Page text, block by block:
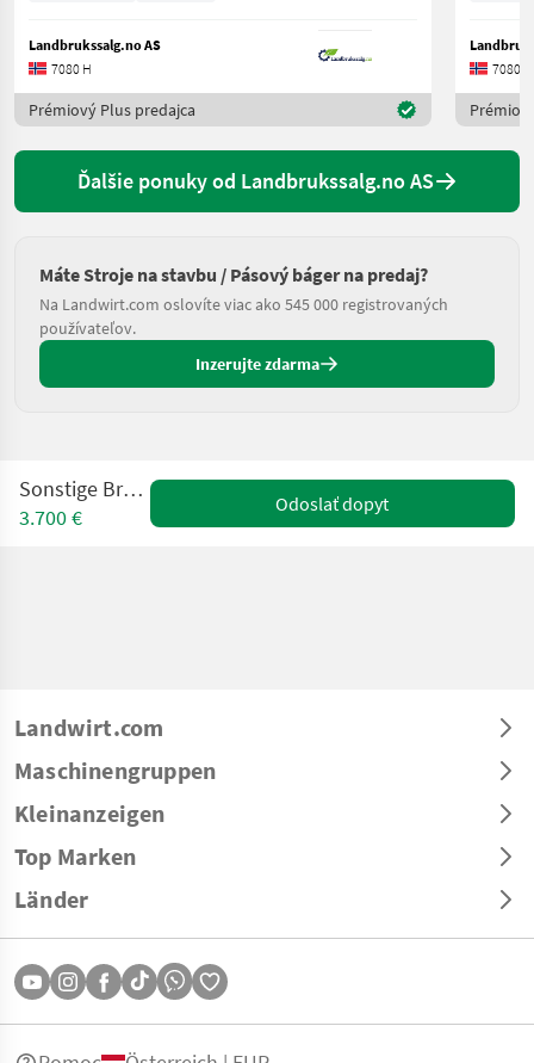
Landbrukssalg.no AS
7080 H
Prémiový Plus predajca
7080 H
Ďalšie ponuky od Landbrukssalg.no AS
Máte Stroje na stavbu / Pásový báger na predaj?
Na Landwirt.com oslovíte viac ako 545 000 registrovaných
používateľov.
Inzerujte zdarma
Sonstige Brøyt X20T
3.700 €
Odoslať dopyt
Landwirt.com
Maschinengruppen
Kleinanzeigen
Top Marken
Länder